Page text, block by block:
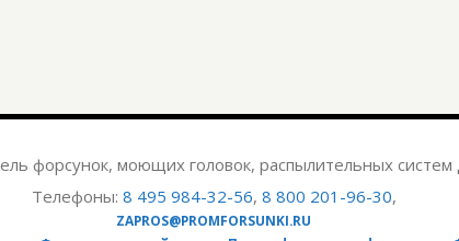
форсунок, моющих головок, распылительных
Телефоны: 8 495 984-32-56, 8 800 201-96-30,
ZAPROS@PROMFORSUNKI.RU